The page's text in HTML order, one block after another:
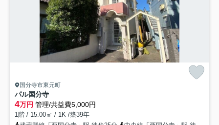
国分寺市東元町
パル国分寺
4万円 管理/共益費5,000円
1階 / 15.00㎡ / 1K /築39年